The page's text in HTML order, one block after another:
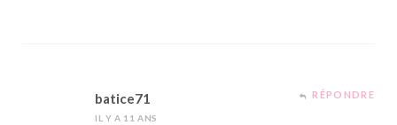
batice71
IL Y A 11 ANS
RÉPONDRE